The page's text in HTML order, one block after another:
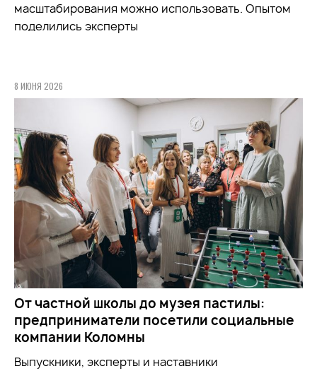
масштабирования можно использовать. Опытом
поделились эксперты
8 ИЮНЯ 2026
От частной школы до музея пастилы:
предприниматели посетили социальные
компании Коломны
Выпускники, эксперты и наставники